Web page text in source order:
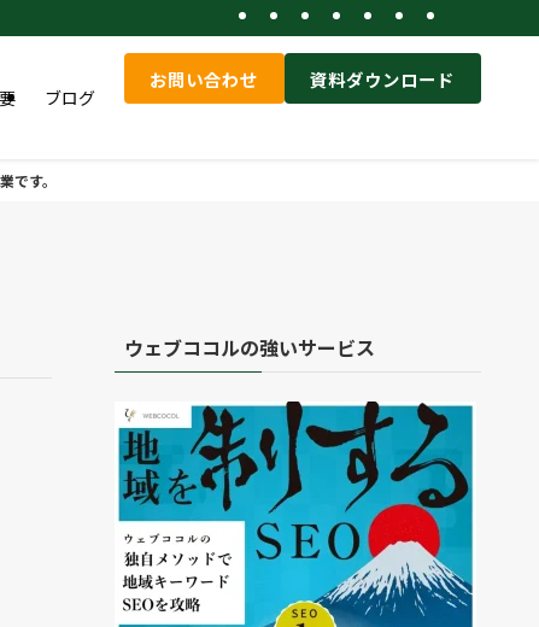
ブログ
お問い合わせ 資料ダウンロード
です。
ウェブココルの強いサービス